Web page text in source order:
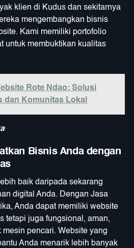
klien di Kudus dan sekitarnya
mengembangkan bisnis
Kami memiliki portofolio
untuk membuktikan kualitas
Rote Ndao: Solusi
dan Komunitas Lokal
Bisnis Anda dengan
baik daripada sekarang
digital Anda. Dengan Jasa
Anda dapat memiliki website
tetapi juga fungsional, aman,
pencari. Website yang
Anda menarik lebih banyak